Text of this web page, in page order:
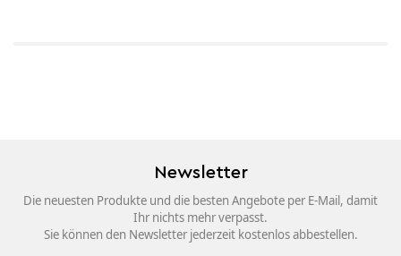
Newsletter
Die neuesten Produkte und die besten Angebote per E-Mail, damit
Ihr nichts mehr verpasst.
Sie können den Newsletter jederzeit kostenlos abbestellen.